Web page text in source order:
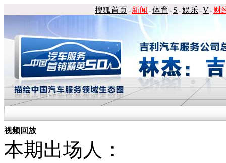
搜狐首页-新闻 -体育-S-娱乐-V-财
视频回放
本期出场人：